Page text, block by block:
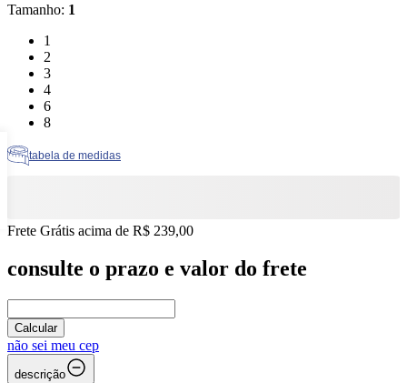
Tamanho: 1
Tamanho: 1
1
Tamanho: 2
2
Tamanho: 3
3
Tamanho: 4
4
Tamanho: 6
6
Tamanho: 8
8
tabela de medidas
Frete Grátis acima de R$ 239,00
consulte o prazo e valor do frete
Calcular
não sei meu cep
descrição